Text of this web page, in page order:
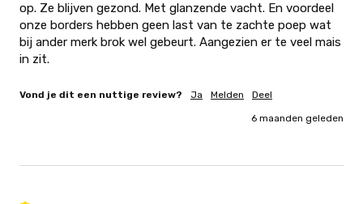
op. Ze blijven gezond. Met glanzende vacht. En voordeel
onze borders hebben geen last van te zachte poep wat
bij ander merk brok wel gebeurt. Aangezien er te veel mais
in zit.
Vond je dit een nuttige review? Ja Melden Deel
6 maanden geleden